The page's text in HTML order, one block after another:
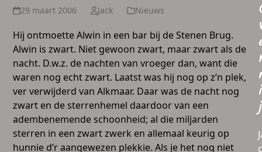
29 maart 2006 Jack Nieuws
Hij ontmoette Alwin in een bar bij de Stenen Brug.
Alwin is zwart. Niet gewoon zwart, maar zwart als de
nacht. D.w.z. de nachten van vroeger dan, want die
waren nog echt zwart. Laatst was hij nog op z’n plek,
ver verwijderd van Alkmaar. Daar was de nacht nog
zwart en de sterrenhemel daardoor van een
adembenemende schoonheid; al die miljarden
sterren in een zwart zwerk en allemaal keurig op
hunnie d’r aangewezen plekkie. Als je het nog niet
i
j